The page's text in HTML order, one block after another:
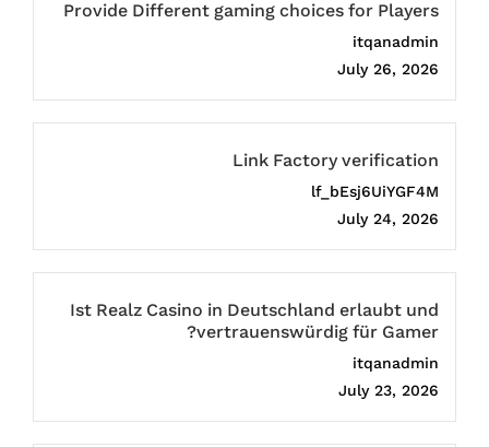
Provide Different gaming choices for Players
itqanadmin
July 26, 2026
Link Factory verification
lf_bEsj6UiYGF4M
July 24, 2026
Ist Realz Casino in Deutschland erlaubt und
vertrauenswürdig für Gamer?
itqanadmin
July 23, 2026